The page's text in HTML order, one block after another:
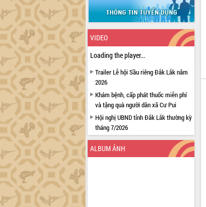
VIDEO
Loading the player...
Trailer Lễ hội Sầu riêng Đắk Lắk năm
2026
Khám bệnh, cấp phát thuốc miễn phí
và tặng quà người dân xã Cư Pui
Hội nghị UBND tỉnh Đắk Lắk thường kỳ
tháng 7/2026
Lễ truy tặng danh hiệu “Bà Mẹ Việt
Nam Anh hùng” và trao Huân chương
Lao động
ALBUM ẢNH